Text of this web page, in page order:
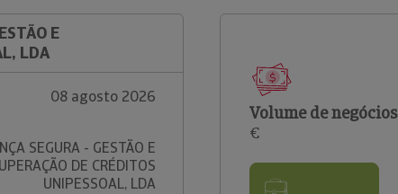
E
LDA
08 agosto 2026
SEGURA - GESTÃO E
DE CRÉDITOS
UNIPESSOAL, LDA
Volume de negócios
€